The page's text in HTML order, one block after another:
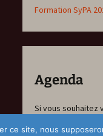
Formation SyPA
Agenda
Si vous souhaitez
ce site, nous